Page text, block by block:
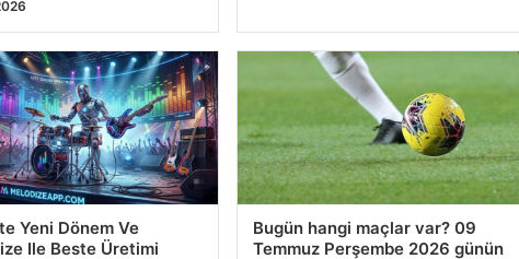
Slovenya’da
Hazırlık
HNK Gorica’yı Farklı
Eşinin Yemeklerini
Beğenmeyen Kocaya Ağırlıklı
Kusur Verildi
12/07/2026